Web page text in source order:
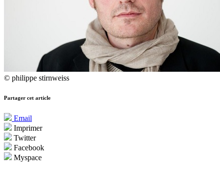
© philippe stirnweiss
Partager cet article
Email
Imprimer
Twitter
Facebook
Myspace